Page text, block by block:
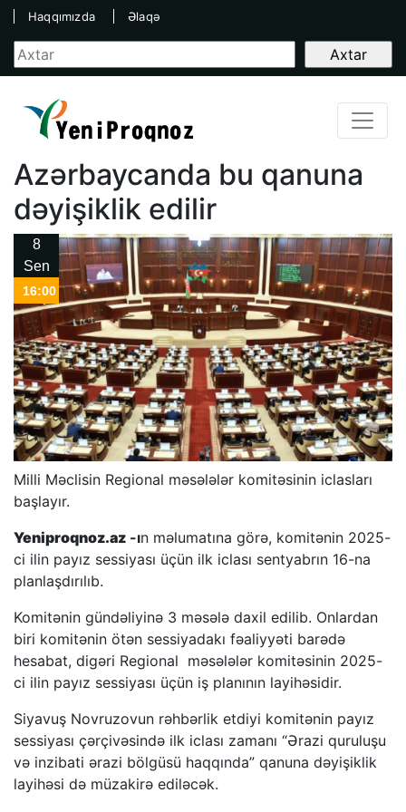
Haqqımızda Əlaqə
Azərbaycanda bu qanuna
dəyişiklik edilir
8
Sen
16:00
Milli Məclisin Regional məsələlər komitəsinin iclasları
başlayır.
Yeniproqnoz.az -ın məlumatına görə, komitənin 2025-
ci ilin payız sessiyası üçün ilk iclası sentyabrın 16-na
planlaşdırılıb.
Komitənin gündəliyinə 3 məsələ daxil edilib. Onlardan
biri komitənin ötən sessiyadakı fəaliyyəti barədə
hesabat, digəri Regional məsələlər komitəsinin 2025-
ci ilin payız sessiyası üçün iş planının layihəsidir.
Siyavuş Novruzovun rəhbərlik etdiyi komitənin payız
sessiyası çərçivəsində ilk iclası zamanı “Ərazi quruluşu
və inzibati ərazi bölgüsü haqqında” qanuna dəyişiklik
layihəsi də müzakirə ediləcək.